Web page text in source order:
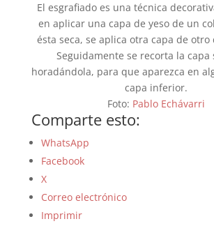
El esgrafiado es una técnica
en aplicar una capa de yeso de un
ésta seca, se aplica otra capa de otro
Seguidamente se recorta la capa
horadándola, para que aparezca en
capa inferior.
Foto: Pablo Echávarri
Comparte esto:
WhatsApp
Facebook
X
Correo electrónico
Imprimir